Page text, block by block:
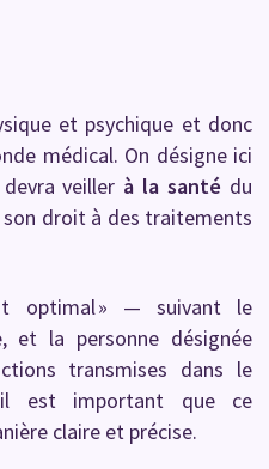
et psychique et donc
médical. On désigne ici
veiller à la santé du
droit à des traitements
optimal » — suivant le
et la personne désignée
transmises dans le
il est important que ce
claire et précise.